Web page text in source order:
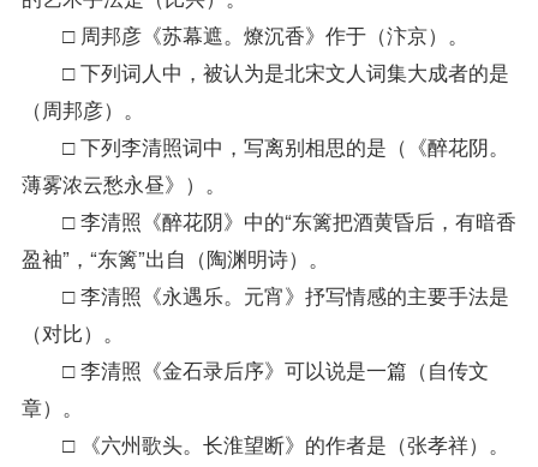
□ 周邦彦《苏幕遮。燎沉香》作于（汴京）。
□ 下列词人中，被认为是北宋文人词集大成者的是
（周邦彦）。
□ 下列李清照词中，写离别相思的是（《醉花阴。
薄雾浓云愁永昼》）。
□ 李清照《醉花阴》中的“东篱把酒黄昏后，有暗香
盈袖”，“东篱”出自（陶渊明诗）。
□ 李清照《永遇乐。元宵》抒写情感的主要手法是
（对比）。
□ 李清照《金石录后序》可以说是一篇（自传文
章）。
□ 《六州歌头。长淮望断》的作者是（张孝祥）。